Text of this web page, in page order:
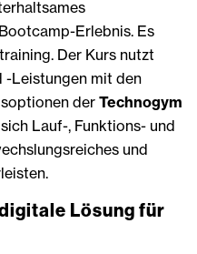
Erlebnis. Es
Der Kurs nutzt
-Leistungen mit den
der Technogym
Lauf-, Funktions- und
und
Lösung für